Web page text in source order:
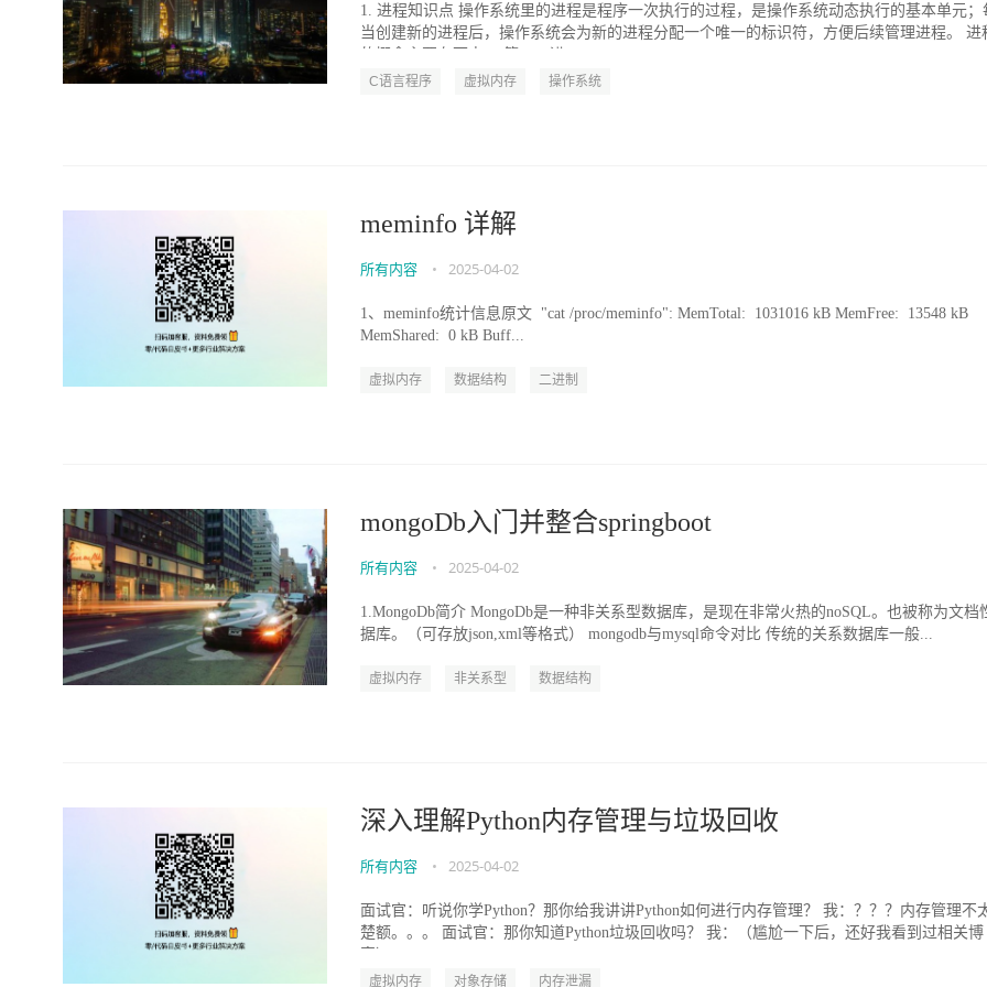
1. 进程知识点 操作系统里的进程是程序一次执行的过程，是操作系统动态执行的基本单元；
当创建新的进程后，操作系统会为新的进程分配一个唯一的标识符，方便后续管理进程。 进
C语言程序 虚拟内存 操作系统
meminfo 详解
所有内容 • 2025-04-02
1、meminfo统计信息原文 "cat /proc/meminfo": MemTotal: 1031016 kB MemFree: 13548 kB
MemShared: 0 kB Buff...
虚拟内存 数据结构 二进制
mongoDb入门并整合springboot
所有内容 • 2025-04-02
1.MongoDb简介 MongoDb是一种非关系型数据库，是现在非常火热的noSQL。也被称为文档
据库。（可存放json,xml等格式） mongodb与mysql命令对比 传统的关系数据库一般...
虚拟内存 非关系型 数据结构
深入理解Python内存管理与垃圾回收
所有内容 • 2025-04-02
面试官：听说你学Python？那你给我讲讲Python如何进行内存管理？ 我：？？？内存管理不
楚额。。。 面试官：那你知道Python垃圾回收吗？ 我：（尴尬一下后，还好我看到过相关博
虚拟内存 对象存储 内存泄漏